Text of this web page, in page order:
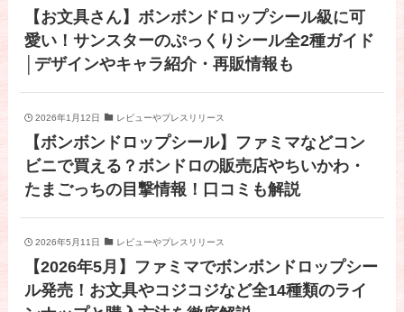
【お文具さん】ボンボンドロップシール級に可
愛い！サンスターのぷっくりシール全2種ガイド
│デザインやキャラ紹介・再販情報も
2026年1月12日 レビューやプレスリリース
【ボンボンドロップシール】ファミマなどコン
ビニで買える？ボンドロの販売店やちいかわ・
たまごっちの目撃情報！口コミも解説
2026年5月11日 レビューやプレスリリース
【2026年5月】ファミマでボンボンドロップシー
ル発売！お文具やコジコジなど全14種類のライ